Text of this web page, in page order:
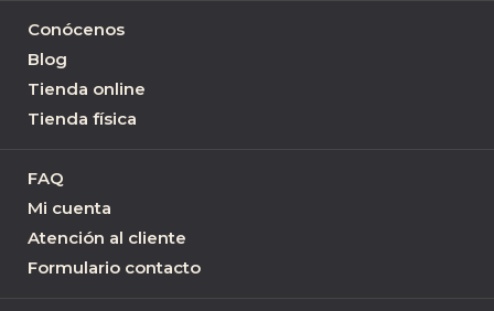
Conócenos
Blog
Tienda online
Tienda física
FAQ
Mi cuenta
Atención al cliente
Formulario contacto